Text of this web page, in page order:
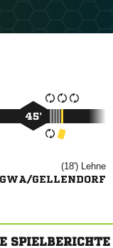
45’
(18') 
GELLENDORF
SPIELBERICHTE